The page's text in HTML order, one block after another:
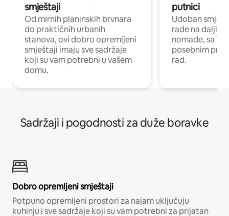
smještaji
Od mirnih planinskih brvnara
do praktičnih urbanih
stanova, ovi dobro opremljeni
smještaji imaju sve sadržaje
koji su vam potrebni u vašem
domu.
putnici
Udoban
rade na
nomade, sa
posebnim
rad.
Sadržaji i pogodnosti za duže boravke
Dobro opremljeni smještaji
Potpuno opremljeni prostori za najam uključuju
kuhinju i sve sadržaje koji su vam potrebni za prijatan